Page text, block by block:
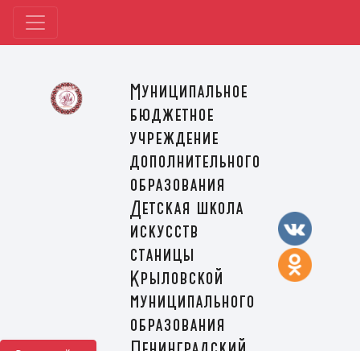
Муниципальное
бюджетное
учреждение
дополнительного
образования
Детская школа
искусств
станицы
Крыловской
муниципального
образования